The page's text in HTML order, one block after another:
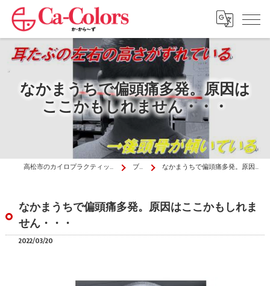
なかまうちで偏頭痛多発。原因は
ここかもしれません・・・
高松市のカイロプラクティックはか・から～ず施術院 ブログ なかまうちで偏頭痛多発。原因はここかもしれません・・・
なかまうちで偏頭痛多発。原因はここかもしれま
せん・・・
2022/03/20